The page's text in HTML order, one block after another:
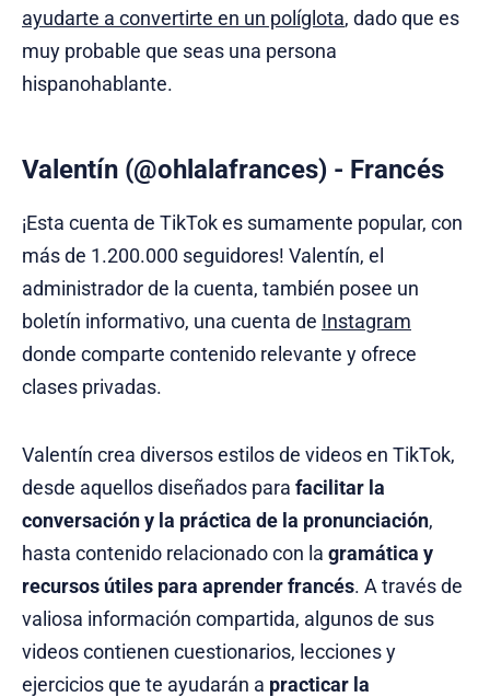
ayudarte a convertirte en un políglota, dado que es
muy probable que seas una persona
hispanohablante.
Valentín (@ohlalafrances) - Francés
¡Esta cuenta de TikTok es sumamente popular, con
más de 1.200.000 seguidores! Valentín, el
administrador de la cuenta, también posee un
boletín informativo, una cuenta de Instagram
donde comparte contenido relevante y ofrece
clases privadas.
Valentín crea diversos estilos de videos en TikTok,
desde aquellos diseñados para facilitar la
conversación y la práctica de la pronunciación,
hasta contenido relacionado con la gramática y
recursos útiles para aprender francés. A través de
valiosa información compartida, algunos de sus
videos contienen cuestionarios, lecciones y
ejercicios que te ayudarán a practicar la